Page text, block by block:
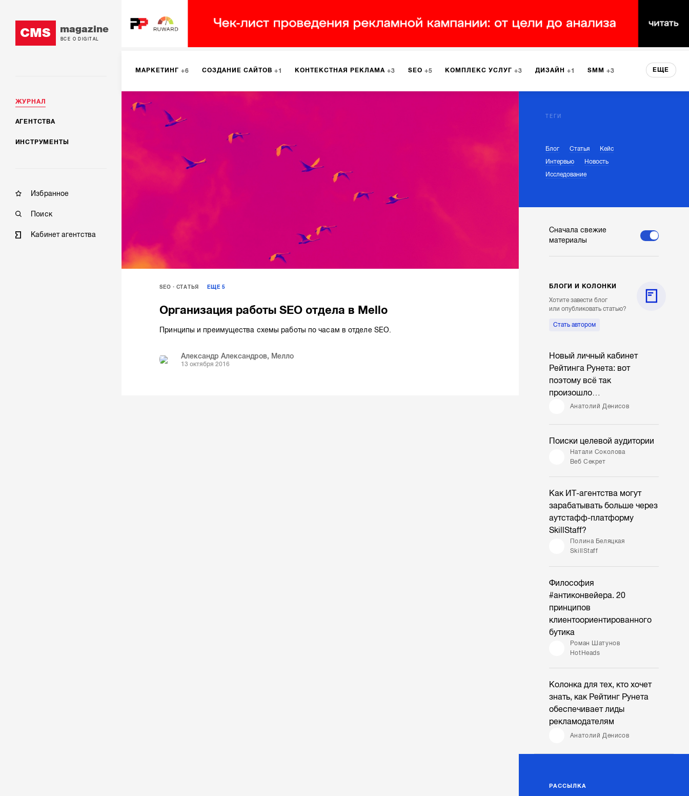
CMS magazine
ВСЕ О DIGITAL
ЖУРНАЛ
АГЕНТСТВА
ИНСТРУМЕНТЫ
Избранное
Поиск
Кабинет агентства
МАРКЕТИНГ 6 СОЗДАНИЕ САЙТОВ 1 КОНТЕКСТНАЯ РЕКЛАМА 3 SEO 5 КОМПЛЕКС УСЛУГ 3 ДИЗАЙН 1 SMM 3
DIGITAL
ЮЗАБИЛИТИ
ЕЩЕ
SEO СТАТЬЯ ЕЩЕ5
Организация работы SEO отдела в Mello
Принципы и преимущества схемы работы по часам в отделе SEO.
Александр Александров, Мелло
13 октября 2016
ТЕГИ
Блог Статья
Кейс
Интервью
Новость
Исследование
Сначала свежие
материалы
БЛОГИ И КОЛОНКИ
Хотите завести блог
или опубликовать статью?
Стать автором
Новый личный кабинет
Рейтинга Рунета: вот
поэтому всё так
произошло…
Анатолий Денисов
Поиски целевой аудитории
Натали Соколова
Веб Секрет
Как ИТ-агентства могут
зарабатывать больше через
аутстафф-платформу
SkillStaff?
Полина Беляцкая
SkillStaff
Философия
#антиконвейера. 20
принципов
клиентоориентированного
бутика
Роман Шатунов
HotHeads
Колонка для тех, кто хочет
знать, как Рейтинг Рунета
обеспечивает лиды
рекламодателям
Анатолий Денисов
РАССЫЛКА